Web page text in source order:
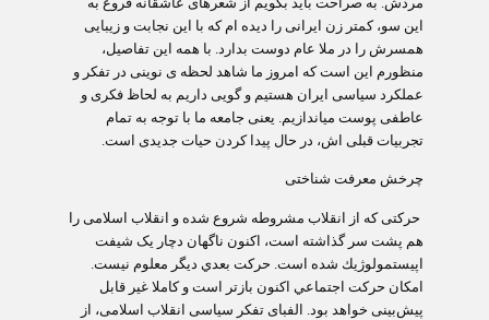
این سو، کمتر زن ایرانی را دیده ام که با این نجابت و زیبایی
همسرش را در ملا عام دوست بدارد. با همه این تفاصیل،
منظورم این است که امروز ما شاهد لحظه‏ ی نوینی در تفکر و
عملکرد سیاسی ایران هستیم و گویی داریم به لحاظ فکری و
عاطفی پوست می‏اندازیم. یعنی جامعه ما با توجه به تمام
تجربیات قبلی اش، در حال پیدا کردن حیات جدیدی است.
چرخش معرفت شناختی
حرکتی که از انقلاب مشروطه شروع شده و انقلاب اسلامی را
هم پشت سر گذاشته است، اكنون ناگهان دچار یک شیفت
اپيستمولوژيك شده است. حرکت بعدي دیگر معلوم نيست.
امکان حرکت اجتماعي اكنون بازتر است و کاملا غیر قابل
پیش‌بینی خواهد بود. الفبای تفکر سیاسی انقلاب اسلامی، از